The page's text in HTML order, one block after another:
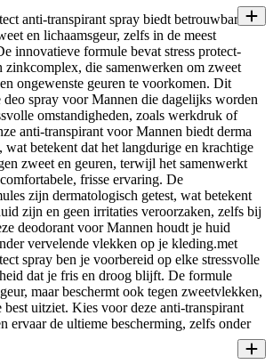
anti-transpirant spray biedt betrouwbare
en lichaamsgeur, zelfs in de meest
innovatieve formule bevat stress protect-
zinkcomplex, die samenwerken om zweet
ongewenste geuren te voorkomen. Dit
deo spray voor Mannen die dagelijks worden
omstandigheden, zoals werkdruk of
anti-transpirant voor Mannen biedt derma
wat betekent dat het langdurige en krachtige
zweet en geuren, terwijl het samenwerkt
frisse ervaring. De
zijn dermatologisch getest, wat betekent
zijn en geen irritaties veroorzaken, zelfs bij
deodorant voor Mannen houdt je huid
vervelende vlekken op je kleding.met
spray ben je voorbereid op elke stressvolle
dat je fris en droog blijft. De formule
maar beschermt ook tegen zweetvlekken,
uitziet. Kies voor deze anti-transpirant
ervaar de ultieme bescherming, zelfs onder